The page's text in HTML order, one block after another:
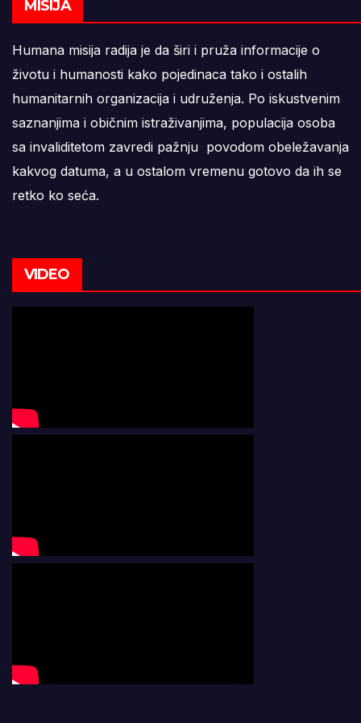
MISIJA
Humana misija radija je da širi i pruža informacije o
životu i humanosti kako pojedinaca tako i ostalih
humanitarnih organizacija i udruženja. Po iskustvenim
saznanjima i običnim istraživanjima, populacija osoba
sa invaliditetom zavredi pažnju povodom obeležavanja
kakvog datuma, a u ostalom vremenu gotovo da ih se
retko ko seća.
VIDEO